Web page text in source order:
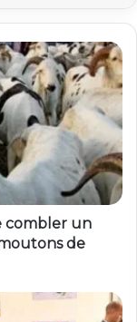
combler un
de